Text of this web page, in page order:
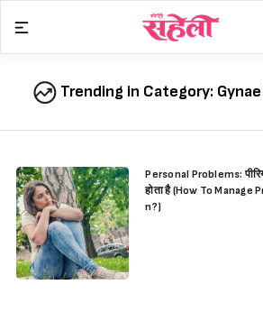
content
Trending in Category:
Personal Problems:
होता है (How To
n?)